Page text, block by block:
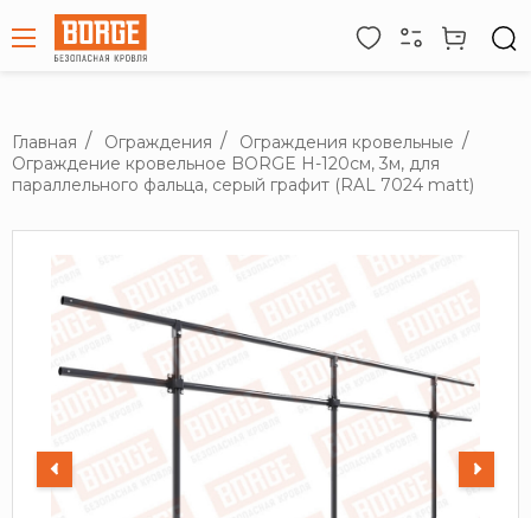
Главная Ограждения
Ограждения кровельные
Ограждение кровельное BORGE H-120см, 3м, для
параллельного фальца, серый графит (RAL 7024 matt)